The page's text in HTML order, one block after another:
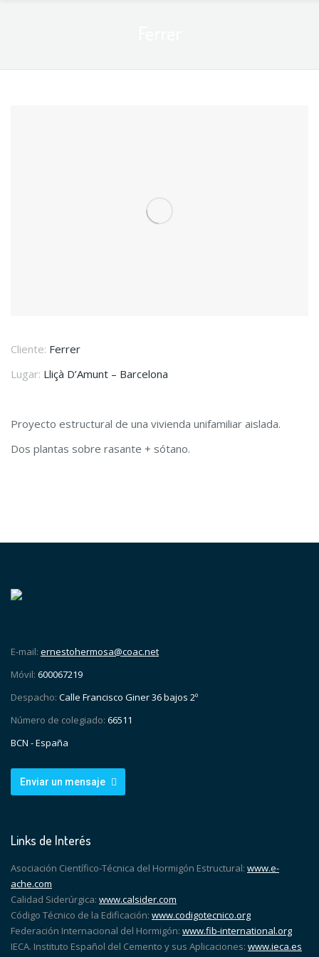
Cliente: Ferrer
Lugar: Lliçà D’Amunt – Barcelona
Proyecto estructural de una vivienda unifamiliar aislada.
Dos plantas sobre rasante + sótano.
E-mail: ernestohermosa@coac.net
Móvil: 600067219
Despacho: Calle Francisco Giner 36 bajos 2º
Número de colegiado: 66511
BCN - España
Enviar un mensaje
Links de Interés
Asociación Científico-Técnica del Hormigón Estructural: www.e-
ache.com
Calidad Siderúrgica: www.calsider.com
Código Técnico de la Edificación: www.codigotecnico.org
Federación Internacional del Hormigón: www.fib-international.org
IECA. Instituto Español del Cemento y sus Aplicaciones: www.ieca.es